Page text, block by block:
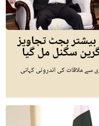
بیشتر بجٹ تجاویز
سگنل مل گیا
ملاقات کی اندرونی کہانی